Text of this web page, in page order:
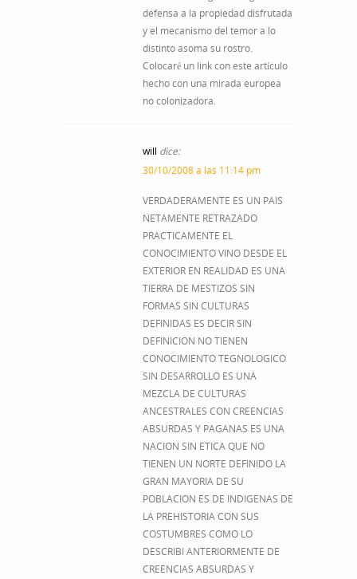
defensa a la propiedad disfrutada
y el mecanismo del temor a lo
distinto asoma su rostro.
Colocaré un link con este artículo
hecho con una mirada europea
no colonizadora.
will dice:
30/10/2008 a las 11:14 pm
VERDADERAMENTE ES UN PAIS
NETAMENTE RETRAZADO
PRACTICAMENTE EL
CONOCIMIENTO VINO DESDE EL
EXTERIOR EN REALIDAD ES UNA
TIERRA DE MESTIZOS SIN
FORMAS SIN CULTURAS
DEFINIDAS ES DECIR SIN
DEFINICION NO TIENEN
CONOCIMIENTO TEGNOLOGICO
SIN DESARROLLO ES UNA
MEZCLA DE CULTURAS
ANCESTRALES CON CREENCIAS
ABSURDAS Y PAGANAS ES UNA
NACION SIN ETICA QUE NO
TIENEN UN NORTE DEFINIDO LA
GRAN MAYORIA DE SU
POBLACION ES DE INDIGENAS DE
LA PREHISTORIA CON SUS
COSTUMBRES COMO LO
DESCRIBI ANTERIORMENTE DE
CREENCIAS ABSURDAS Y